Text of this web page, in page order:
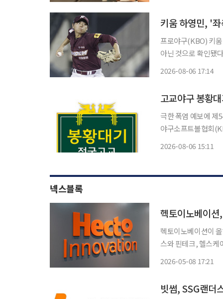
키움 하영민, '
프로야구(KBO) 키
아닌 것으로 확인됐다. 키움 구단은 6일 “하영민이 병원 검진 결과 좌측 대퇴직근건염
2026-08-06 17:14
고교야구 봉황
극한 폭염 예보에 제
야구소프트볼협회
2026-08-06 15:11
넥스블록
헥토이노베이
헥토이노베이션이
스와 핀테크, 헬스케
2026-05-08 17:21
빗썸, SSG랜더